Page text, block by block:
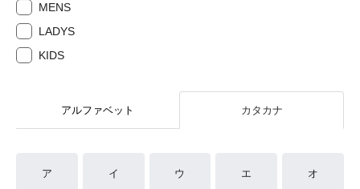
MENS
LADYS
KIDS
アルファベット カタカナ
ア イ ウ エ オ